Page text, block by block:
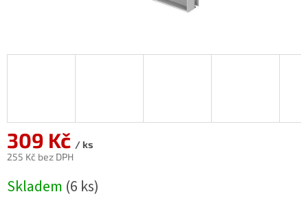
309 Kč / ks
255 Kč bez DPH
cena:
Skladem (6 ks)